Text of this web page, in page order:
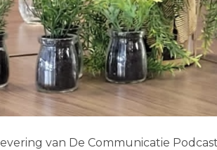
van De Communicatie